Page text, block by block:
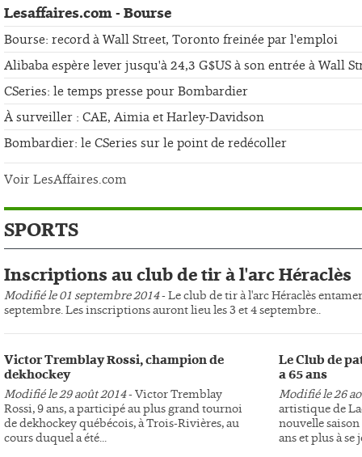
Lesaffaires.com - Bourse
Bourse: record à Wall Street, Toronto freinée par l'emploi
Alibaba espère lever jusqu'à 24,3 G$US à son entrée à Wall
CSeries: le temps presse pour Bombardier
À surveiller : CAE, Aimia et Harley-Davidson
Bombardier: le CSeries sur le point de redécoller
Voir LesAffaires.com
SPORTS
Inscriptions au club de tir à l'arc Héraclès
Modifié le 01 septembre 2014- Le club de tir à l'arc Héraclès
septembre. Les inscriptions auront lieu les 3 et 4 septembre..
Victor Tremblay Rossi, champion de
dekhockey
Modifié le 29 août 2014- Victor Tremblay
Rossi, 9 ans, a participé au plus grand tournoi
de dekhockey québécois, à Trois-Rivières, au
cours duquel a été...
Le Club de
a 65 ans
Modifié le 26
artistique de
nouvelle
ans et plus à se